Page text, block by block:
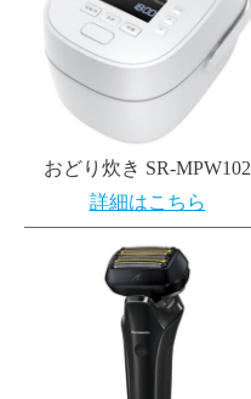
おどり炊き SR-MPW102
詳細はこちら